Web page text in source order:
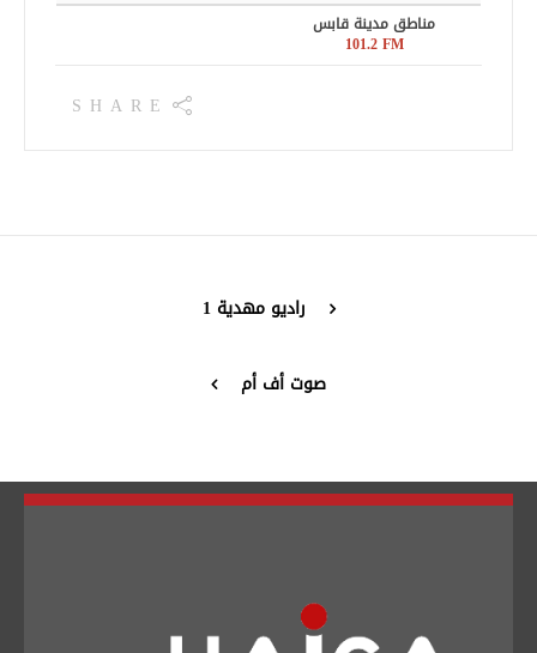
مناطق مدينة قابس
101.2 FM
SHARE
راديو مهدية 1
صوت أف أم
Français